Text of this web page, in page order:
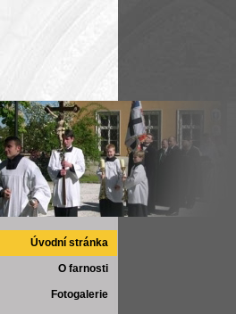
Úvodní stránka
O farnosti
Fotogalerie